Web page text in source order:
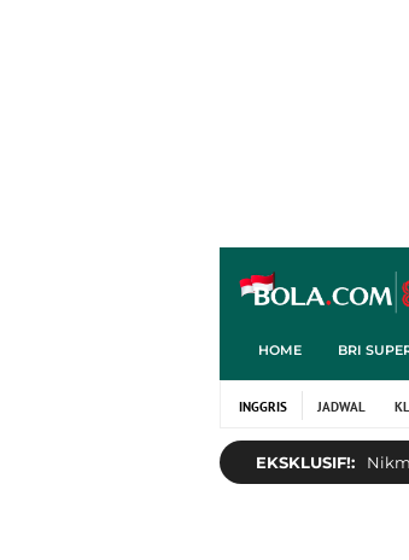
HOME BRI
INGGRIS JADWAL
EKSKLUSIF!: